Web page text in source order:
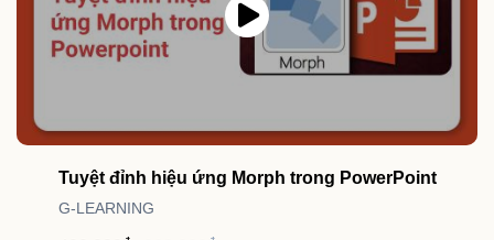
Tuyệt đỉnh hiệu ứng Morph trong PowerPoint
G-LEARNING